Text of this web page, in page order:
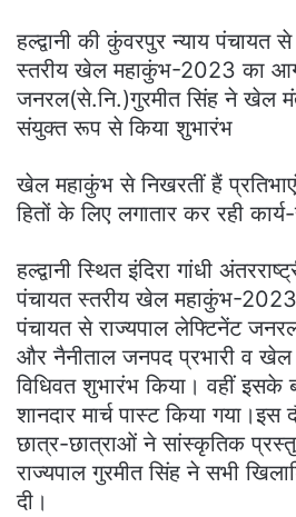
हल्द्वानी की कुंवरपुर न्याय
स्तरीय खेल महाकुंभ-2023 का
जनरल(से.नि.)गुरमीत सिंह ने खेल
संयुक्त रूप से किया शुभारंभ
खेल महाकुंभ से निखरतीं हैं
हितों के लिए लगातार कर रही
हल्द्वानी स्थित इंदिरा गांधी
पंचायत स्तरीय खेल महाकुंभ-
पंचायत से राज्यपाल लेफ्टिनेंट
और नैनीताल जनपद प्रभारी व खेल
विधिवत शुभारंभ किया। वहीं इसके
शानदार मार्च पास्ट किया गया।इस
छात्र-छात्राओं ने सांस्कृतिक
राज्यपाल गुरमीत सिंह ने सभी
दी।